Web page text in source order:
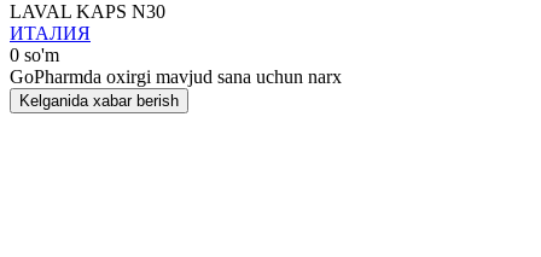
LAVAL KAPS N30
ИТАЛИЯ
0 so'm
GoPharmda oxirgi mavjud sana uchun narx
Kelganida xabar berish